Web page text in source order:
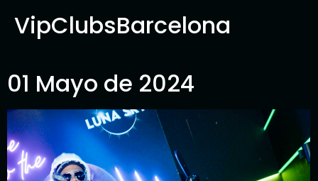
VipClubsBarcelona
01 Mayo de 2024